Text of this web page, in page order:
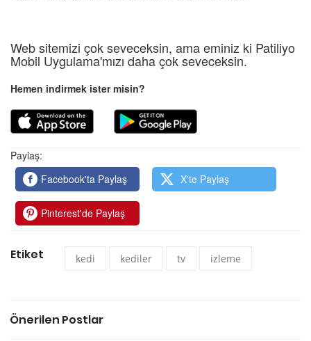
Web sitemizi çok seveceksin, ama eminiz ki Patiliyo
Mobil Uygulama'mızı daha çok seveceksin.
Hemen indirmek ister misin?
Paylaş:
Facebook'ta Paylaş
X'te Paylaş
Pinterest'de Paylaş
Etiket kedi kediler tv izleme
Önerilen Postlar